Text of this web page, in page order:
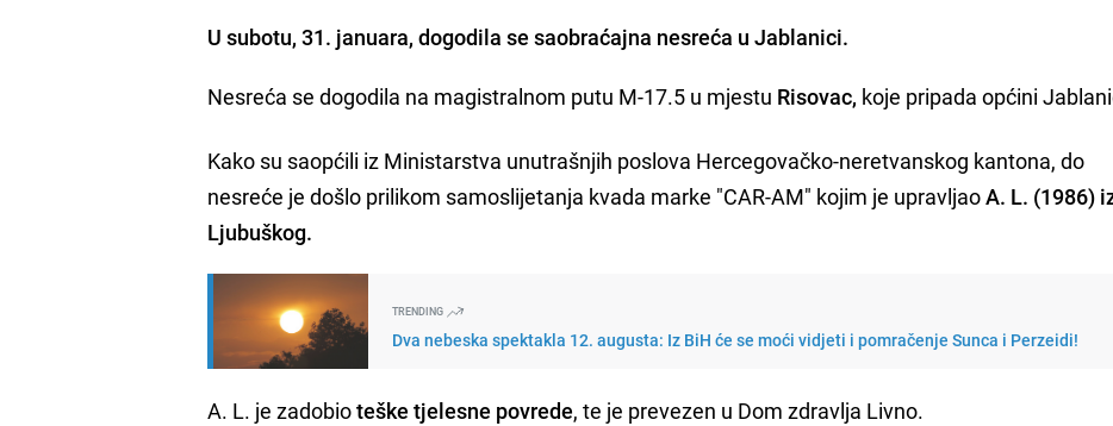
U subotu, 31. januara, dogodila se saobraćajna nesreća u Jablanici.
Nesreća se dogodila na magistralnom putu M-17.5 u mjestu Risovac, koje pripada općini
Kako su saopćili iz Ministarstva unutrašnjih poslova Hercegovačko-neretvanskog kantona, do
nesreće je došlo prilikom samoslijetanja kvada marke "CAR-AM" kojim je upravljaoA. L. (1986)
Ljubuškog.
TRENDING
Dva nebeska spektakla 12. augusta: Iz BiH će se moći vidjeti i pomračenje Sunca i Perzeidi!
A. L. je zadobioteške tjelesne povrede, te je prevezen u Dom zdravlja Livno.